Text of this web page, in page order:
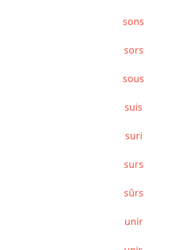
sons
sors
sous
suis
suri
surs
sûrs
unir